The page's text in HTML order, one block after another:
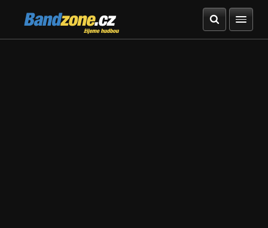
Bandzone.cz
žijeme hudbou